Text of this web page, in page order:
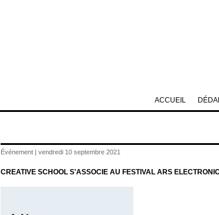
Événement | vendredi 10 septembre 2021
CREATIVE SCHOOL S'ASSOCIE AU FESTIVAL ARS
ACCUEIL